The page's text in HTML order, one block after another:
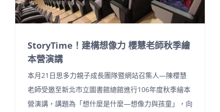
StoryTime！建構想像力 櫻慧老師秋季繪
本營演講
本月21日思多力親子成長團隊暨網站召集人—陳櫻慧
老師受邀至新北市立圖書館總館進行106年度秋季繪本
營演講，講題為「想什麼是什麼—想像力與孩童」，向